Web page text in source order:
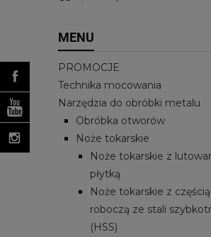
MENU
PROMOCJE
Technika mocowania
Narzędzia do obróbki metalu
Obróbka otworów
Noże tokarskie
Noże tokarskie z
płytką
Noże tokarskie z częścią
roboczą ze stali
(HSS)